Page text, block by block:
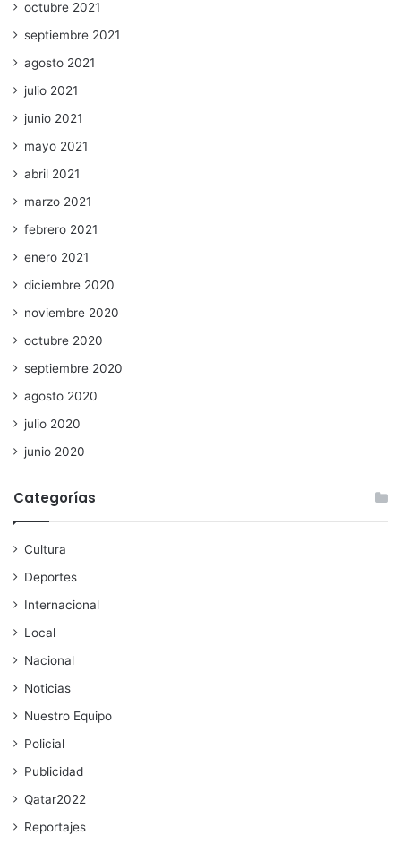
octubre 2021
septiembre 2021
agosto 2021
julio 2021
junio 2021
mayo 2021
abril 2021
marzo 2021
febrero 2021
enero 2021
diciembre 2020
noviembre 2020
octubre 2020
septiembre 2020
agosto 2020
julio 2020
junio 2020
Categorías
Cultura
Deportes
Internacional
Local
Nacional
Noticias
Nuestro Equipo
Policial
Publicidad
Qatar2022
Reportajes